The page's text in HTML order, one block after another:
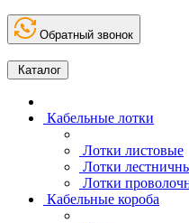
Обратный звонок
Каталог
Кабельные лотки
Лотки листовые
Лотки
Лотки
Кабельные короба